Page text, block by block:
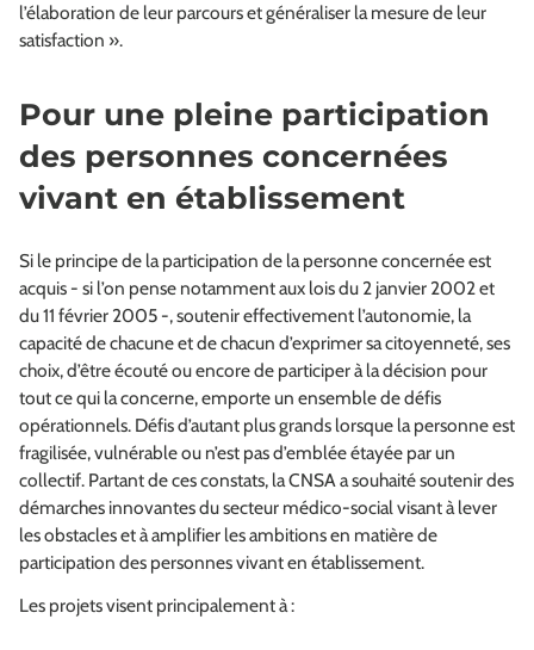
l’élaboration de leur parcours et généraliser la mesure de leur
satisfaction ».
Pour une pleine participation
des personnes concernées
vivant en établissement
Si le principe de la participation de la personne concernée est
acquis - si l’on pense notamment aux lois du 2 janvier 2002 et
du 11 février 2005 -, soutenir effectivement l’autonomie, la
capacité de chacune et de chacun d’exprimer sa citoyenneté, ses
choix, d’être écouté ou encore de participer à la décision pour
tout ce qui la concerne, emporte un ensemble de défis
opérationnels. Défis d’autant plus grands lorsque la personne est
fragilisée, vulnérable ou n’est pas d’emblée étayée par un
collectif. Partant de ces constats, la CNSA a souhaité soutenir des
démarches innovantes du secteur médico-social visant à lever
les obstacles et à amplifier les ambitions en matière de
participation des personnes vivant en établissement.
Les projets visent principalement à :